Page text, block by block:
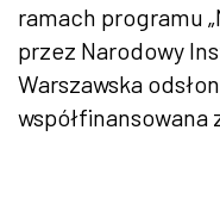
ramach programu
przez Narodowy
Warszawska
współfinansowana